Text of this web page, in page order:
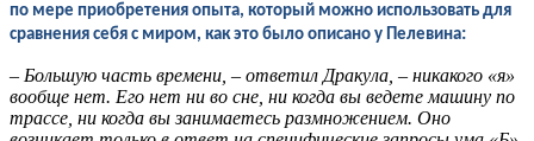
по мере приобретения опыта, который можно использовать для
сравнения себя с миром, как это было описано у Пелевина:
– Большую часть времени, – ответил Дракула, – никакого «я»
вообще нет. Его нет ни во сне, ни когда вы ведете машину по
трассе, ни когда вы занимаетесь размножением. Оно